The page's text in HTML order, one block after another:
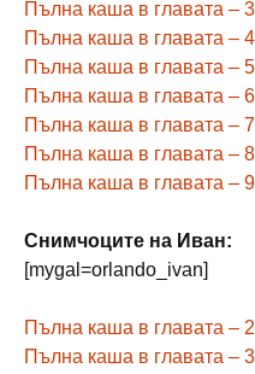
Пълна каша в главата –
Пълна каша в главата –
Пълна каша в главата –
Пълна каша в главата –
Пълна каша в главата –
Пълна каша в главата –
Пълна каша в главата –
Снимчоците на Иван:
[mygal=orlando_ivan]
Пълна каша в главата –
Пълна каша в главата –